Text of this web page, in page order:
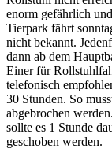
enorm gefährlich
Tierpark fährt
nicht bekannt.
dann ab dem
Einer für
telefonisch
30 Stunden. So
abgebrochen
sollte es 1 Stunde
geschoben werden.